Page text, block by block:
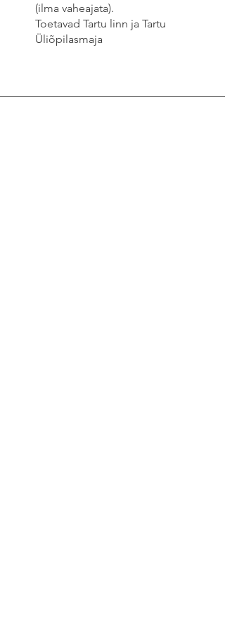
(ilma vaheajata).
Toetavad Tartu linn ja Tartu
Üliõpilasmaja